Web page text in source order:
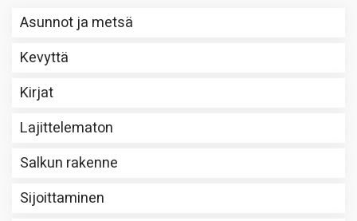
Asunnot ja metsä
Kevyttä
Kirjat
Lajittelematon
Salkun rakenne
Sijoittaminen